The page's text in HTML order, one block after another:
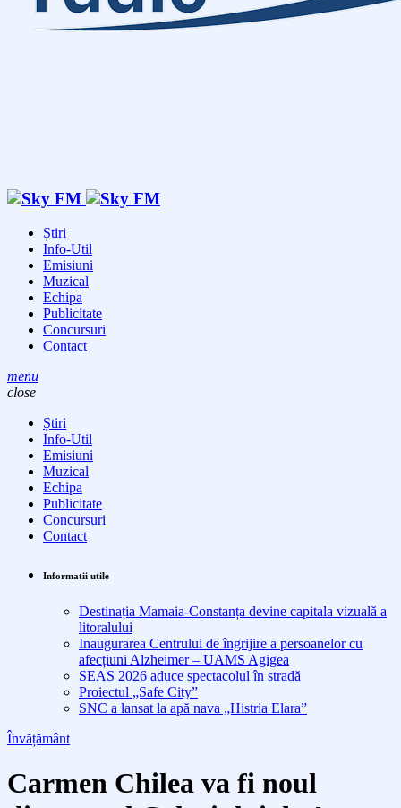
Știri
Info-Util
Emisiuni
Muzical
Echipa
Publicitate
Concursuri
Contact
menu
close
Știri
Info-Util
Emisiuni
Muzical
Echipa
Publicitate
Concursuri
Contact
Informatii utile
Destinația Mamaia-Constanța devine capitala vizuală a
litoralului
Inaugurarea Centrului de îngrijire a persoanelor cu
afecțiuni Alzheimer – UAMS Agigea
SEAS 2026 aduce spectacolul în stradă
Proiectul „Safe City”
SNC a lansat la apă nava „Histria Elara”
Învățământ
Carmen Chilea va fi noul